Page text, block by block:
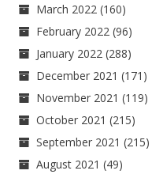
March 2022 (160)
February 2022 (96)
January 2022 (288)
December 2021 (171)
November 2021 (119)
October 2021 (215)
September 2021 (215)
August 2021 (49)